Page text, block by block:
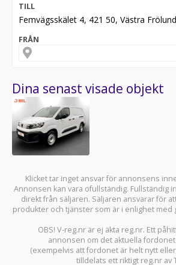
TILL
Femvägsskälet 4, 421 50, Västra
FRÅN
Dina senast visade objekt
Klicket tar inget ansvar för annonsens
Annonsen kan vara ofullständig. Fullständig
direkt från säljaren. Säljaren ansvarar för
produkter och tjänster som är i enlighet med
OBS! V-reg.nr är ej äkta reg.nr. Ett
annonsen om det aktuella
(exempelvis att fordonet är helt nytt
tilldelats ett riktigt reg.nr av